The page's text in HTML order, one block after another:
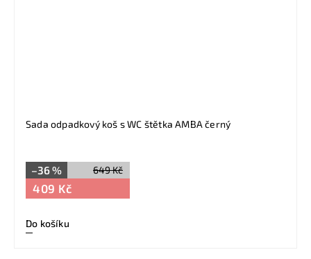
Sada odpadkový koš s WC štětka AMBA černý
649 Kč
–36 %
409 Kč
Do košíku